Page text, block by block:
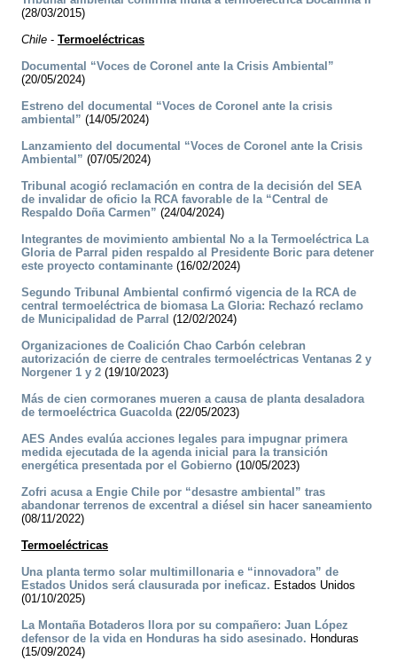
(28/03/2015)
Chile - Termoeléctricas
Documental “Voces de Coronel ante la Crisis Ambiental”
(20/05/2024)
Estreno del documental “Voces de Coronel ante la crisis
ambiental” (14/05/2024)
Lanzamiento del documental “Voces de Coronel ante la Crisis
Ambiental” (07/05/2024)
Tribunal acogió reclamación en contra de la decisión del SEA
de invalidar de oficio la RCA favorable de la “Central de
Respaldo Doña Carmen” (24/04/2024)
Integrantes de movimiento ambiental No a la Termoeléctrica La
Gloria de Parral piden respaldo al Presidente Boric para detener
este proyecto contaminante (16/02/2024)
Segundo Tribunal Ambiental confirmó vigencia de la RCA de
central termoeléctrica de biomasa La Gloria: Rechazó reclamo
de Municipalidad de Parral (12/02/2024)
Organizaciones de Coalición Chao Carbón celebran
autorización de cierre de centrales termoeléctricas Ventanas 2 y
Norgener 1 y 2 (19/10/2023)
Más de cien cormoranes mueren a causa de planta desaladora
de termoeléctrica Guacolda(22/05/2023)
AES Andes evalúa acciones legales para impugnar primera
medida ejecutada de la agenda inicial para la transición
energética presentada por el Gobierno (10/05/2023)
Zofri acusa a Engie Chile por “desastre ambiental” tras
abandonar terrenos de excentral a diésel sin hacer saneamiento
(08/11/2022)
Termoeléctricas
Una planta termo solar multimillonaria e “innovadora” de
Estados Unidos será clausurada por ineficaz. Estados Unidos
(01/10/2025)
La Montaña Botaderos llora por su compañero: Juan López
defensor de la vida en Honduras ha sido asesinado. Honduras
(15/09/2024)